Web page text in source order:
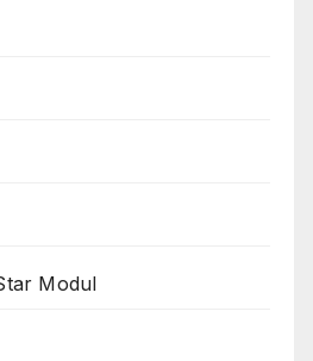
Modul